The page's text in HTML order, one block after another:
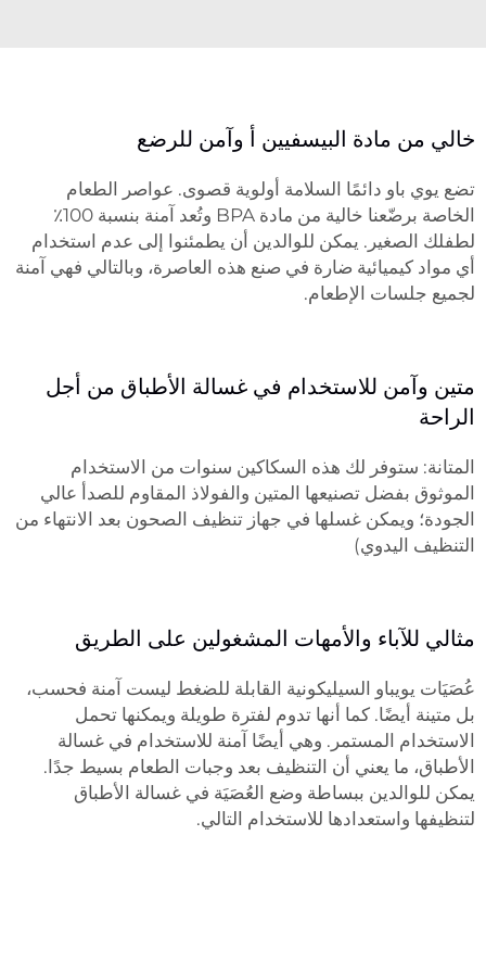
خالي من مادة البيسفيين أ وآمن للرضع
تضع يوي باو دائمًا السلامة أولوية قصوى. عواصر الطعام
الخاصة برضّعنا خالية من مادة BPA وتُعد آمنة بنسبة 100٪
لطفلك الصغير. يمكن للوالدين أن يطمئنوا إلى عدم استخدام
أي مواد كيميائية ضارة في صنع هذه العاصرة، وبالتالي فهي آمنة
لجميع جلسات الإطعام.
متين وآمن للاستخدام في غسالة الأطباق من أجل
الراحة
المتانة: ستوفر لك هذه السكاكين سنوات من الاستخدام
الموثوق بفضل تصنيعها المتين والفولاذ المقاوم للصدأ عالي
الجودة؛ ويمكن غسلها في جهاز تنظيف الصحون بعد الانتهاء من
التنظيف اليدوي)
مثالي للآباء والأمهات المشغولين على الطريق
عُصَيَات يويباو السيليكونية القابلة للضغط ليست آمنة فحسب،
بل متينة أيضًا. كما أنها تدوم لفترة طويلة ويمكنها تحمل
الاستخدام المستمر. وهي أيضًا آمنة للاستخدام في غسالة
الأطباق، ما يعني أن التنظيف بعد وجبات الطعام بسيط جدًا.
يمكن للوالدين ببساطة وضع العُصَيَة في غسالة الأطباق
لتنظيفها واستعدادها للاستخدام التالي.